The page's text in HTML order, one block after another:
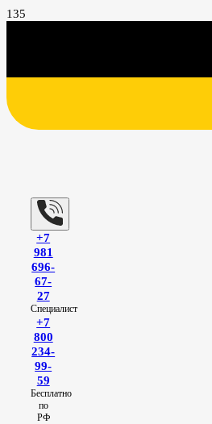
+7
981
696-
67-
27
Специалист
+7
800
234-
99-
59
Бесплатно
по
РФ